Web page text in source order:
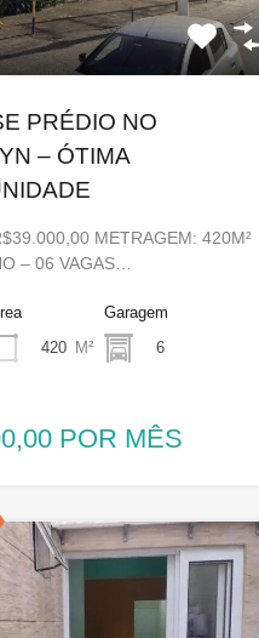
PRÉDIO NO
– ÓTIMA
METRAGEM: 420M²
– 06 VAGAS…
420 M²
Garagem
6
POR MÊS